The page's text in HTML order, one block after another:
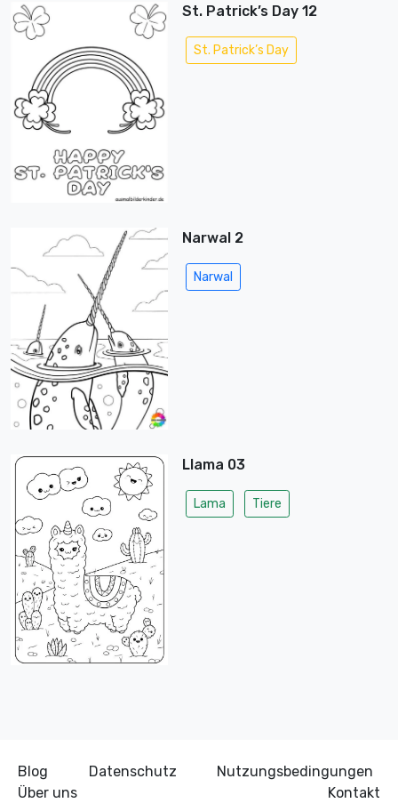
St. Patrick’s Day 12
St. Patrick’s Day
Narwal 2
Narwal
Llama 03
Lama Tiere
Blog Datenschutz
Nutzungsbedingungen
Über uns
Kontakt